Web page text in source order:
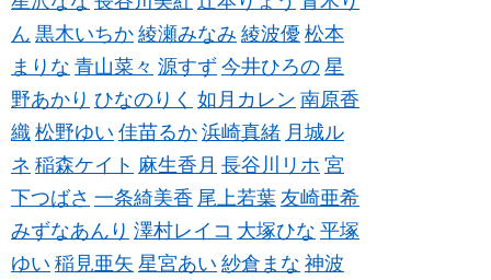
ん 黒木いちか 綾瀬みなみ 綾波優 松本
まりな 青山菜々 源すず 今井ひろの 星
野あかり ひなのりく 如月カレン 南原香
織 松野ゆい 佳苗るか 浜崎真緒 月城ル
ネ 稲森ケイト 麻生香月 長谷川リホ 宮
下つばさ 一条綺美香 尾上若葉 友崎亜希
みずなあんり 澤村レイコ 大塚ひな 平塚
ゆい 稲見亜矢 星宮あい 紗倉まな 神波